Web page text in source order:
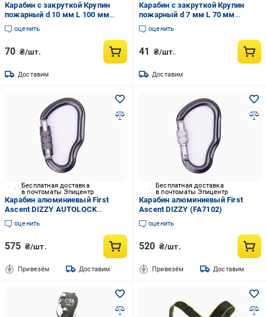
Карабин с закруткой Крупин
пожарный d 10 мм L 100 мм
(578705)
оценить
70 ₴/шт.
Доставим
Карабин с закруткой Крупин
пожарный d 7 мм L 70 мм
(75009)
оценить
41 ₴/шт.
Доставим
Бесплатная доставка
в почтоматы Эпицентр
Карабин алюминиевый First
Ascent DIZZY AUTOLOCK
(FA7101)
оценить
575 ₴/шт.
Привезём Доставим
Бесплатная доставка
в почтоматы Эпицентр
Карабин алюминиевый First
Ascent DIZZY (FA7102)
оценить
520 ₴/шт.
Привезём Доставим